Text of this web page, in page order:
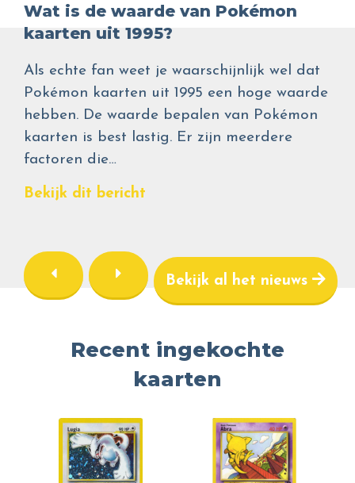
Wat is de waarde van Pokémon
kaarten uit 1995?
Als echte fan weet je waarschijnlijk wel dat
Pokémon kaarten uit 1995 een hoge waarde
hebben. De waarde bepalen van Pokémon
kaarten is best lastig. Er zijn meerdere
factoren die…
Bekijk dit bericht
Bekijk al het nieuws
Recent ingekochte
kaarten